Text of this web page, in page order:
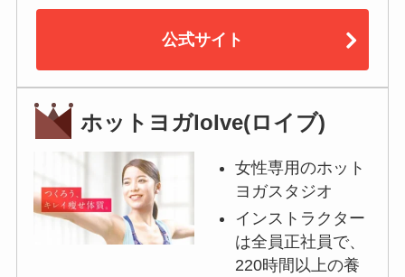
公式サイト
ホットヨガloIve(ロイブ)
女性専用のホット
ヨガスタジオ
インストラクター
は全員正社員で、
220時間以上の養